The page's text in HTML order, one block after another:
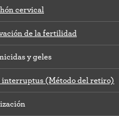
cervical
de la fertilidad
y geles
interruptus (Método del retiro)